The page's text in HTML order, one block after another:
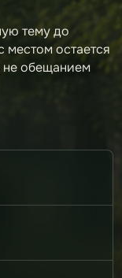
тему до
местом остается
не обещанием